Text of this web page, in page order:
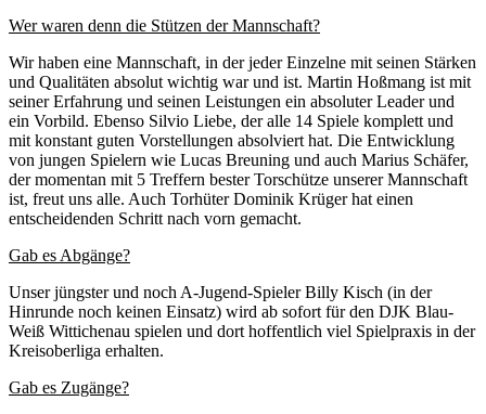
Wer waren denn die Stützen der Mannschaft?
Wir haben eine Mannschaft, in der jeder Einzelne mit seinen Stärken
und Qualitäten absolut wichtig war und ist. Martin Hoßmang ist mit
seiner Erfahrung und seinen Leistungen ein absoluter Leader und
ein Vorbild. Ebenso Silvio Liebe, der alle 14 Spiele komplett und
mit konstant guten Vorstellungen absolviert hat. Die Entwicklung
von jungen Spielern wie Lucas Breuning und auch Marius Schäfer,
der momentan mit 5 Treffern bester Torschütze unserer Mannschaft
ist, freut uns alle. Auch Torhüter Dominik Krüger hat einen
entscheidenden Schritt nach vorn gemacht.
Gab es Abgänge?
Unser jüngster und noch A-Jugend-Spieler Billy Kisch (in der
Hinrunde noch keinen Einsatz) wird ab sofort für den DJK Blau-
Weiß Wittichenau spielen und dort hoffentlich viel Spielpraxis in der
Kreisoberliga erhalten.
Gab es Zugänge?